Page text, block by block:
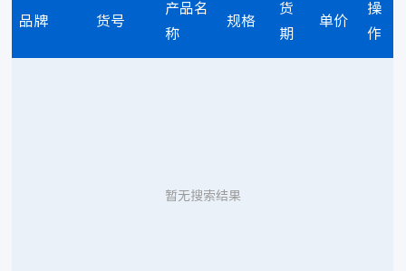
品牌 货号
产品名
称
规格
货
期
单价
操
作
暂无搜索结果